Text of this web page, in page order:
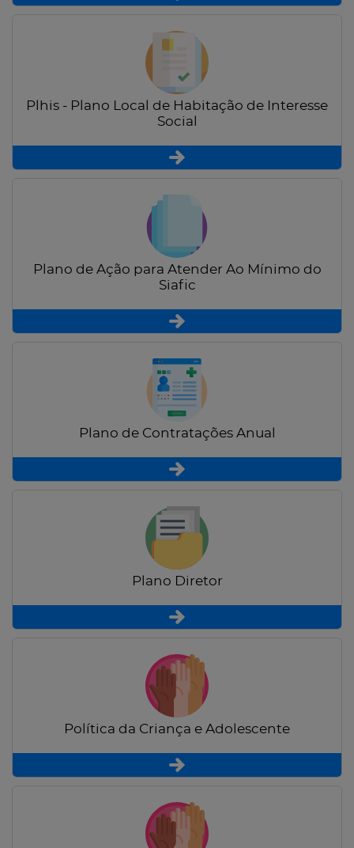
Plhis - Plano Local de Habitação de Interesse
Social
Plano de Ação para Atender Ao Mínimo do
Siafic
Plano de Contratações Anual
Plano Diretor
Política da Criança e Adolescente